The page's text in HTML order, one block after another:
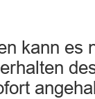
kann es